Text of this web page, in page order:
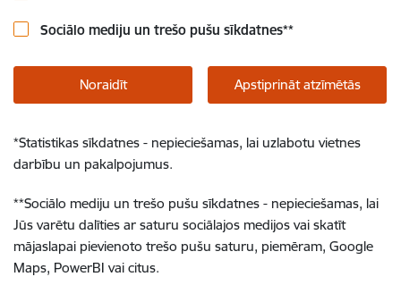
Sociālo mediju un trešo pušu sīkdatnes**
Noraidīt Apstiprināt atzīmētās
*Statistikas sīkdatnes - nepieciešamas, lai uzlabotu vietnes
darbību un pakalpojumus.
**Sociālo mediju un trešo pušu sīkdatnes - nepieciešamas, lai
Jūs varētu dalīties ar saturu sociālajos medijos vai skatīt
mājaslapai pievienoto trešo pušu saturu, piemēram, Google
Maps, PowerBI vai citus.